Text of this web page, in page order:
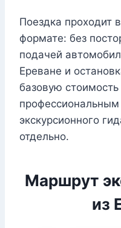
Поездка проходит
формате: без
подачей
Ереване и
базовую
экскурсионного
отдельно.
Маршрут
из